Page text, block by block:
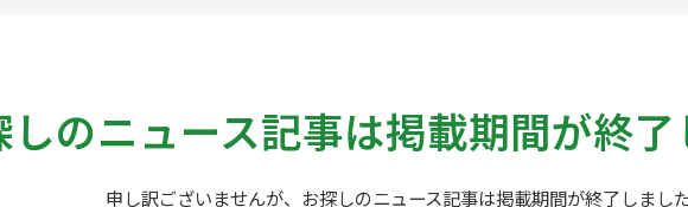
しのニュース記事は掲載期間が終了
申し訳ございませんが、お探しのニュース記事は掲載期間が終了しました